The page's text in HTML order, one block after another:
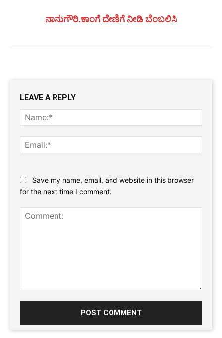
ನಾನುಗೌರಿ.ಕಾಂಗೆ ದೇಣಿಗೆ ನೀಡಿ ಬೆಂಬಲಿಸಿ
LEAVE A REPLY
Save my name, email, and website in this browser
for the next time I comment.